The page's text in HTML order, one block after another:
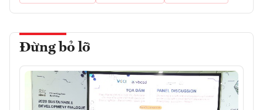
Đừng bỏ lỡ